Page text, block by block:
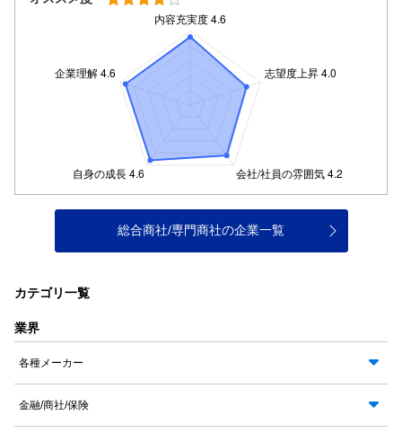
総合商社/専門商社の企業一覧
カテゴリ一覧
業界
各種メーカー
金融/商社/保険